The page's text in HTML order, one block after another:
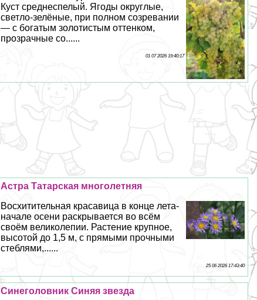
Куст среднеспелый. Ягоды округлые,
светло-зелёные, при полном созревании
— с богатым золотистым оттенком,
прозрачные со......
01 07 2026 19:40:17
Астра Татарская многолетняя
Восхитительная красавица в конце лета-
начале осени раскрывается во всём
своём великолепии. Растение крупное,
высотой до 1,5 м, с прямыми прочными
стeблями,......
25 06 2026 17:43:40
Синеголовник Синяя звезда